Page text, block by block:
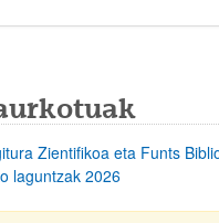
Zientifikoa eta Funts
laguntzak 2026